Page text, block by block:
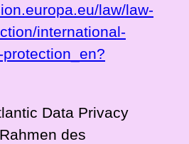
law/law-
international-
Data Privacy
des